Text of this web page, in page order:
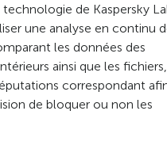
de Kaspersky
une analyse en continu
les données des
ainsi que les fichiers,
correspondant
de bloquer ou non les